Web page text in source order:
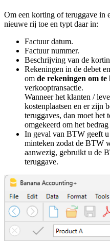
Om een korting of teruggave in
nieuwe rij toe en typt daar in:
Factuur datum.
Factuur nummer.
Beschrijving van de
Rekeningen in de debet
om de rekeningen om te
verkooptransactie.
Wanneer het klanten /
kostenplaatsen en er zijn
teruggaves, dan moet het
omgekeerd om het
In geval van BTW geeft
minteken zodat de BTW
aanwezig, gebruikt u de
teruggave.